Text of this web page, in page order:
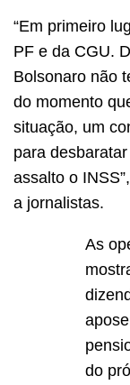
“Em primeiro
PF e da CGU.
Bolsonaro não
do momento
situação, um
para
assalto o
a jornalistas.
As
do